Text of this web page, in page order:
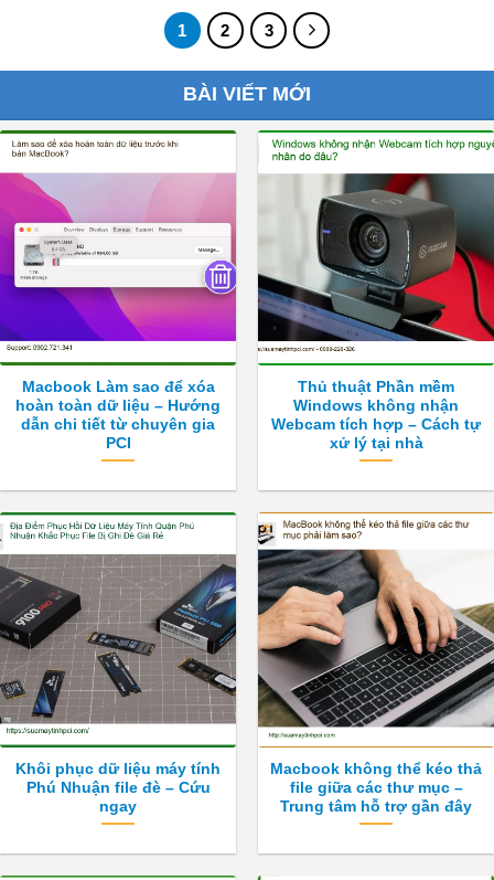
1 2 3
BÀI VIẾT MỚI
Macbook Làm sao để xóa
hoàn toàn dữ liệu – Hướng
dẫn chi tiết từ chuyên gia
PCI
Thủ thuật Phần mềm
Windows không nhận
Webcam tích hợp – Cách tự
xử lý tại nhà
Khôi phục dữ liệu máy tính
Phú Nhuận file đè – Cứu
ngay
Macbook không thể kéo thả
file giữa các thư mục –
Trung tâm hỗ trợ gần đây